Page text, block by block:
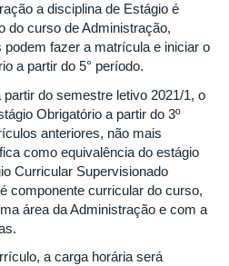
a disciplina de Estágio é
do curso de Administração,
fazer a matrícula e iniciar o
a partir do 5° período.
do semestre letivo 2021/1, o
Obrigatório a partir do 3º
anteriores, não mais
como equivalência do estágio
Curricular Supervisionado
componente curricular do curso,
área da Administração e com a
a carga horária será